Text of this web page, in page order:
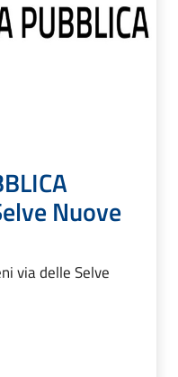
Nuove
via delle Selve